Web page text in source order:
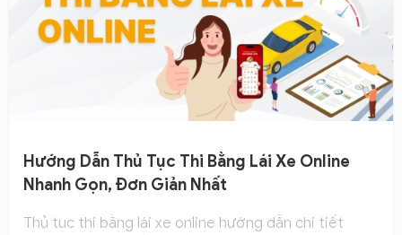
Hướng Dẫn Thủ Tục Thi Bằng Lái Xe Online
Nhanh Gọn, Đơn Giản Nhất
Thủ tục thi bằng lái xe online hướng dẫn chi tiết